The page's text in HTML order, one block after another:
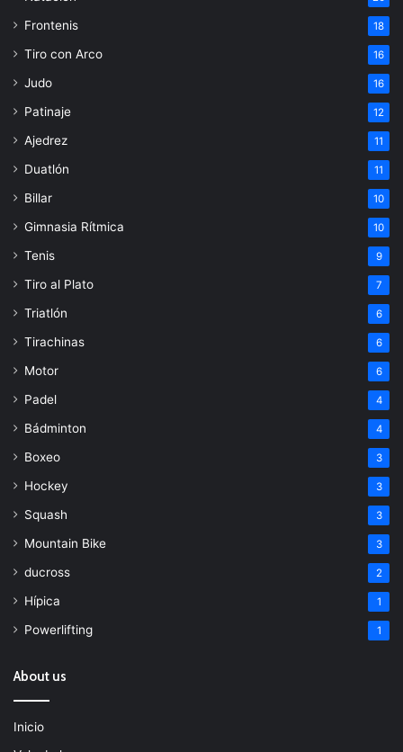
Frontenis 18
Tiro con Arco 16
Judo 16
Patinaje 12
Ajedrez 11
Duatlón 11
Billar 10
Gimnasia Rítmica 10
Tenis 9
Tiro al Plato 7
Triatlón 6
Tirachinas 6
Motor 6
Padel 4
Bádminton 4
Boxeo 3
Hockey 3
Squash 3
Mountain Bike 3
ducross 2
Hípica 1
Powerlifting 1
About us
Inicio